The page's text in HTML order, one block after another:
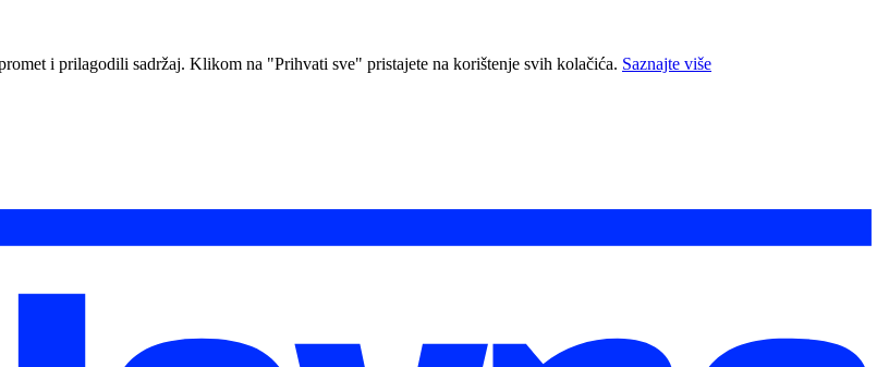
i prilagodili sadržaj. Klikom na "Prihvati sve" pristajete na korištenje svih kolačića. Saznajte više